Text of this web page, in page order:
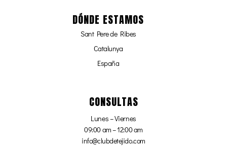
DÓNDE ESTAMOS
Sant Pere de Ribes
Catalunya
España
CONSULTAS
Lunes – Viernes
09:00 am – 12:00 am
info@clubdetejido.com